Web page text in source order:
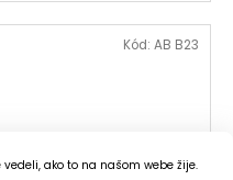
ako to na našom webe žije.
Kód: AB B23